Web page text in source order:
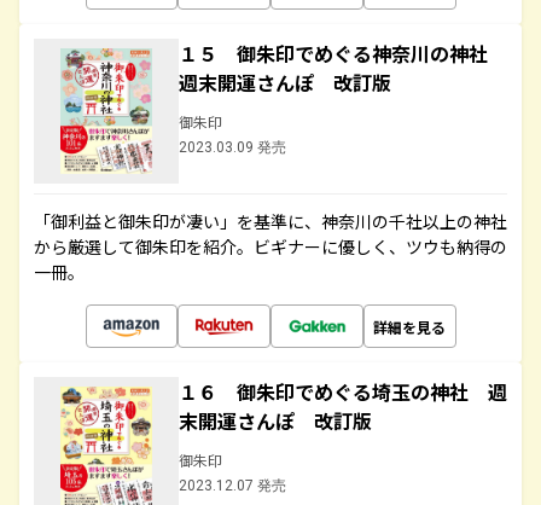
１５ 御朱印でめぐる神奈川の神社
週末開運さんぽ 改訂版
御朱印
2023.03.09 発売
「御利益と御朱印が凄い」を基準に、神奈川の千社以上の神社
から厳選して御朱印を紹介。ビギナーに優しく、ツウも納得の
一冊。
詳細を見る
１６ 御朱印でめぐる埼玉の神社 週
末開運さんぽ 改訂版
御朱印
2023.12.07 発売